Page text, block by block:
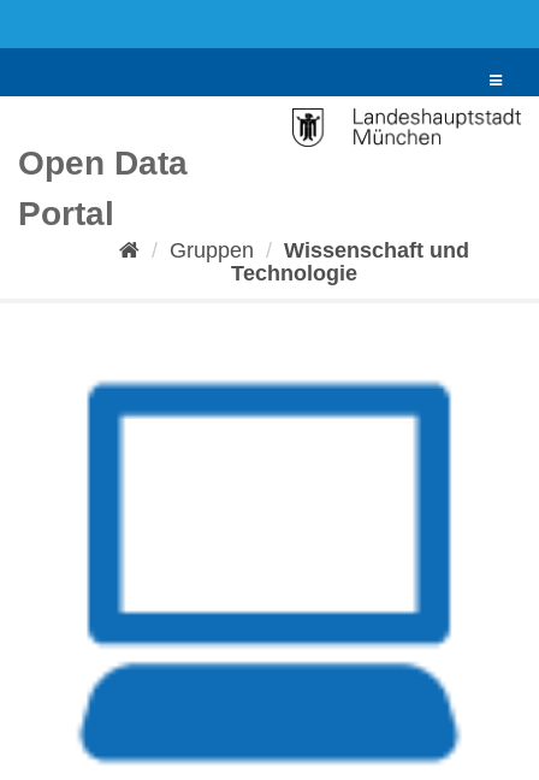
Toggle
Open Data
Portal
Gruppen
Wissenschaft und
Technologie